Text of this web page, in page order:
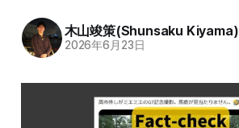
木山竣策(Shunsaku Kiyama)
2026年6月23日